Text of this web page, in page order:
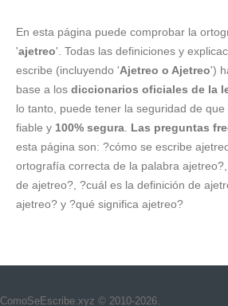
En esta página puede comprobar la
'ajetreo'. Todas las definiciones y
escribe (incluyendo 'Ajetreo o Ajetreo')
base a los diccionarios oficiales de la
lo tanto, puede tener la seguridad de
fiable y 100% segura Las preguntas
esta página son: ?cómo se escribe
ortografía correcta de la palabra
de ajetreo?, ?cuál es la definición de
ajetreo? y ?qué significa ajetreo?
ComoSeEscribe.xyz © 2010-2026.